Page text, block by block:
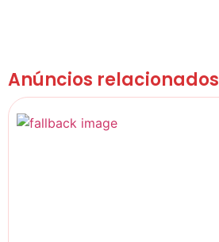
Anúncios relacionados